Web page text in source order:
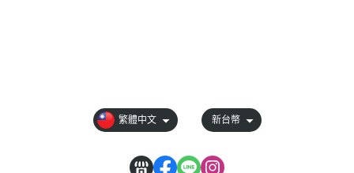
繁體中文 新台幣